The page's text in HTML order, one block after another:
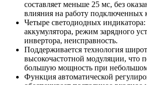
составляет меньше 25 мс, без
влияния на работу
Четыре светодиодных
аккумулятора, режим зарядного
инвертора, неисправность.
Поддерживается технология
высокочастотной модуляции, что
большую мощность при
Функция автоматической